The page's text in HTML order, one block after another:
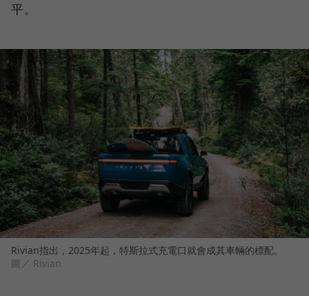
平。
Rivian指出，2025年起，特斯拉式充電口就會成其車輛的標配。
圖／ Rivian